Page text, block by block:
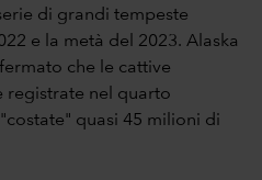
di grandi tempeste
e la metà del 2023. Alaska
che le cattive
registrate nel quarto
quasi 45 milioni di